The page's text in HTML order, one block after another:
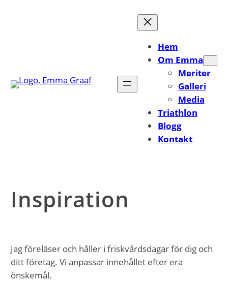
Hem
Om Emma
Meriter
Galleri
Media
Triathlon
Blogg
Kontakt
Inspiration
Jag föreläser och håller i friskvårdsdagar för dig och
ditt företag. Vi anpassar innehållet efter era
önskemål.